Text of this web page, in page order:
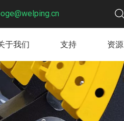
于我们 支持 资源